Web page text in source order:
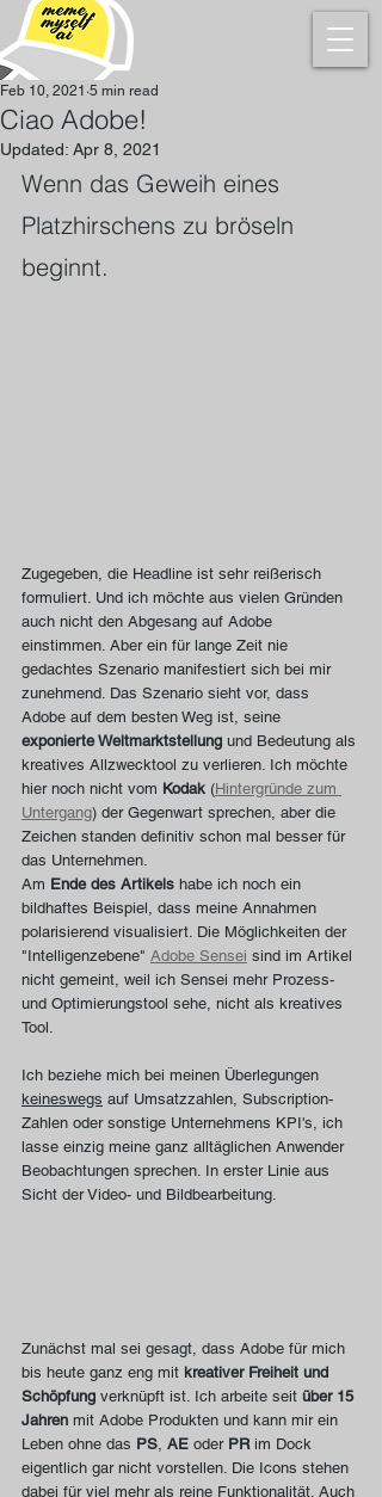
Ciao Adobe!
Feb 10, 2021 5 min read
Updated: Apr 8, 2021
Wenn das Geweih eines
Platzhirschens zu bröseln
beginnt.
Zugegeben, die Headline ist sehr reißerisch
formuliert. Und ich möchte aus vielen Gründen
auch nicht den Abgesang auf Adobe
einstimmen. Aber ein für lange Zeit nie
gedachtes Szenario manifestiert sich bei mir
zunehmend. Das Szenario sieht vor, dass
Adobe auf dem besten Weg ist, seine
exponierte Weltmarktstellung und Bedeutung als
kreatives Allzwecktool zu verlieren. Ich möchte
hier noch nicht vom Kodak (Hintergründe zum
Untergang) der Gegenwart sprechen, aber die
Zeichen standen definitiv schon mal besser für
das Unternehmen.
Am Ende des Artikels habe ich noch ein
bildhaftes Beispiel, dass meine Annahmen
polarisierend visualisiert. Die Möglichkeiten der
"Intelligenzebene" Adobe Sensei sind im Artikel
nicht gemeint, weil ich Sensei mehr Prozess-
und Optimierungstool sehe, nicht als kreatives
Tool.
Ich beziehe mich bei meinen Überlegungen
keineswegs auf Umsatzzahlen, Subscription-
Zahlen oder sonstige Unternehmens KPI's, ich
lasse einzig meine ganz alltäglichen Anwender
Beobachtungen sprechen. In erster Linie aus
Sicht der Video- und Bildbearbeitung.
Zunächst mal sei gesagt, dass Adobe für mich
bis heute ganz eng mit kreativer Freiheit und
Schöpfung verknüpft ist. Ich arbeite seit über 15
Jahren mit Adobe Produkten und kann mir ein
Leben ohne das PS AE oder PR im Dock
eigentlich gar nicht vorstellen. Die Icons stehen
dabei für viel mehr als reine Funktionalität. Auch